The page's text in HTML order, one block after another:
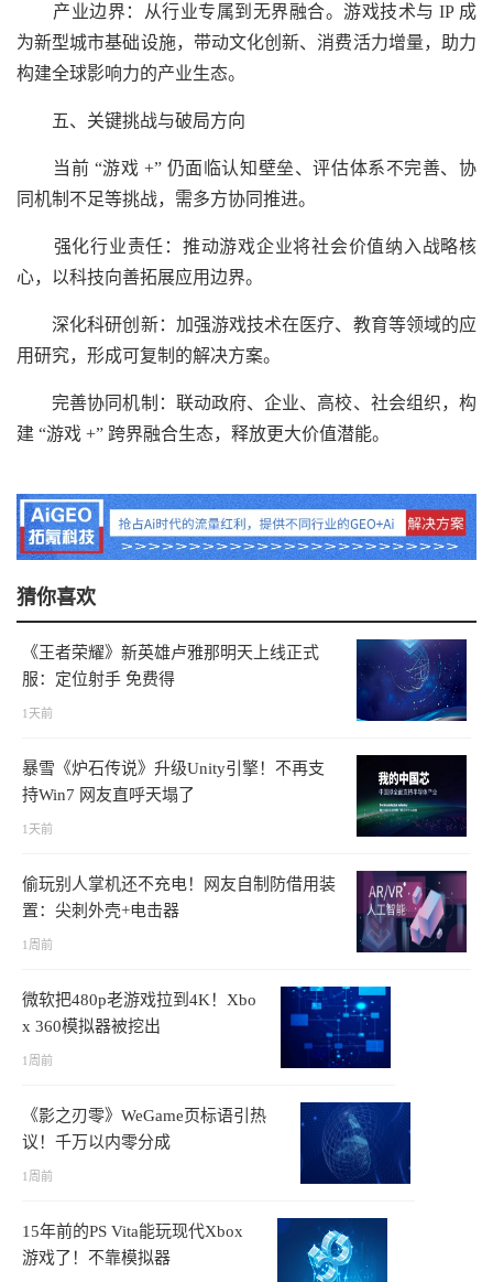
产业边界：从行业专属到无界融合。游戏技术与 IP 成
为新型城市基础设施，带动文化创新、消费活力增量，助力
构建全球影响力的产业生态。
五、关键挑战与破局方向
当前 “游戏 +” 仍面临认知壁垒、评估体系不完善、协
同机制不足等挑战，需多方协同推进。
强化行业责任：推动游戏企业将社会价值纳入战略核
心，以科技向善拓展应用边界。
深化科研创新：加强游戏技术在医疗、教育等领域的应
用研究，形成可复制的解决方案。
完善协同机制：联动政府、企业、高校、社会组织，构
建 “游戏 +” 跨界融合生态，释放更大价值潜能。
猜你喜欢
《王者荣耀》新英雄卢雅那明天上线正式
服：定位射手 免费得
1天前
暴雪《炉石传说》升级Unity引擎！不再支
持Win7 网友直呼天塌了
1天前
偷玩别人掌机还不充电！网友自制防借用装
置：尖刺外壳+电击器
1周前
微软把480p老游戏拉到4K！Xbo
x 360模拟器被挖出
1周前
《影之刃零》WeGame页标语引热
议！千万以内零分成
1周前
15年前的PS Vita能玩现代Xbox
游戏了！不靠模拟器